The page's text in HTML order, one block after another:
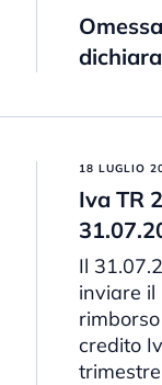
18 LUGLIO
Iva TR
Il
inviare il
credito